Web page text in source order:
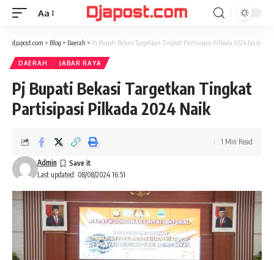
Font
Aa
djapost.com > Blog > Daerah > Pj Bupati Bekasi Targetkan Tingkat Partisipasi Pilkada 2024 Naik
DAERAH JABAR RAYA
Pj Bupati Bekasi Targetkan Tingkat
Partisipasi Pilkada 2024 Naik
Last updated: 08/08/2024 16:51
Admin
1 Min Read